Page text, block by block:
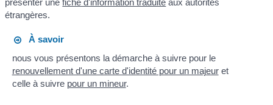
présenter unefiche d'information traduite aux autorités
étrangères.
À savoir
nous vous présentons la démarche à suivre pour le
renouvellement d'une carte d'identité pour un majeuret
celle à suivre pour un mineur.